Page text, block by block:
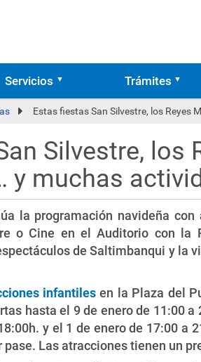
Servicios Trámites
Estas fiestas San Silvestre, los Reyes
Silvestre, los
y muchas
la programación navideña
o Cine en el Auditorio con la
de Saltimbanqui y la
infantilesen la Plaza del
hasta el 9 de enero de 11:00 a
y el 1 de enero de 17:00 a
pase. Las atracciones tienen un